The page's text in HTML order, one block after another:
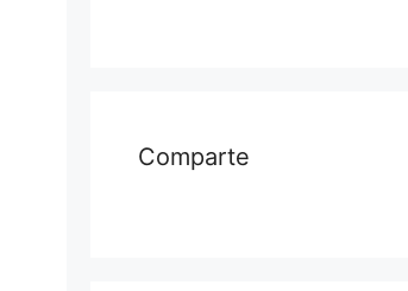
Comparte